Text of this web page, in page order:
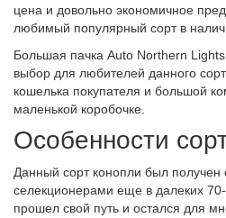
цена и довольно экономичное
любимый популярный сорт в
Большая пачка Auto Northern
выбор для любителей данного
кошелька покупателя и большой
маленькой коробочке.
Особенности
Данный сорт конопли был
селекционерами еще в далеких
прошел свой путь и остался для